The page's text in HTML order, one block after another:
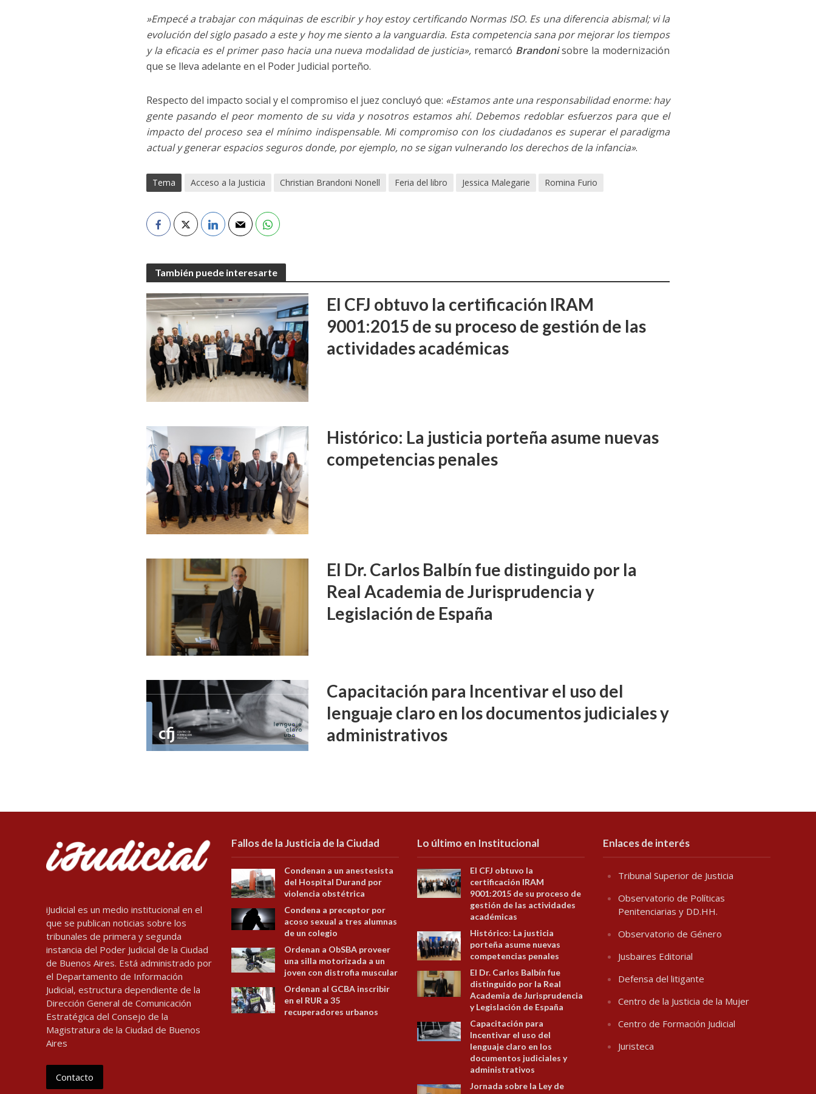
​»Empecé a trabajar con máquinas de escribir y hoy estoy certificando Normas ISO. Es una diferencia abismal; vi la
evolución del siglo pasado a este y hoy me siento a la vanguardia. Esta competencia sana por mejorar los tiempos
y la eficacia es el primer paso hacia una nueva modalidad de justicia», remarcó Brandoni sobre la modernización
que se lleva adelante en el Poder Judicial porteño.
Respecto del impacto social y el compromiso el juez concluyó que: ​ «Estamos ante una responsabilidad enorme: hay
gente pasando el peor momento de su vida y nosotros estamos ahí. Debemos redoblar esfuerzos para que el
impacto del proceso sea el mínimo indispensable. Mi compromiso con los ciudadanos es superar el paradigma
actual y generar espacios seguros donde, por ejemplo, no se sigan vulnerando los derechos de la infancia».
Tema Acceso a la Justicia Christian Brandoni Nonell Feria del libro Jessica Malegarie Romina Furio
También puede interesarte
El CFJ obtuvo la certificación IRAM
9001:2015 de su proceso de gestión de las
actividades académicas
Histórico: La justicia porteña asume nuevas
competencias penales
El Dr. Carlos Balbín fue distinguido por la
Real Academia de Jurisprudencia y
Legislación de España
Capacitación para Incentivar el uso del
lenguaje claro en los documentos judiciales y
administrativos
iJudicial es un medio institucional en el
que se publican noticias sobre los
tribunales de primera y segunda
instancia del Poder Judicial de la Ciudad
de Buenos Aires. Está administrado por
el Departamento de Información
Judicial, estructura dependiente de la
Dirección General de Comunicación
Estratégica del Consejo de la
Magistratura de la Ciudad de Buenos
Aires
Contacto
Fallos de la Justicia de la Ciudad
Condenan a un anestesista
del Hospital Durand por
violencia obstétrica
Condena a preceptor por
acoso sexual a tres alumnas
de un colegio
Ordenan a ObSBA proveer
una silla motorizada a un
joven con distrofia muscular
Ordenan al GCBA inscribir
en el RUR a 35
recuperadores urbanos
Lo último en Institucional
El CFJ obtuvo la
certificación IRAM
9001:2015 de su proceso de
gestión de las actividades
académicas
Histórico: La justicia
porteña asume nuevas
competencias penales
El Dr. Carlos Balbín fue
distinguido por la Real
Academia de Jurisprudencia
y Legislación de España
Capacitación para
Incentivar el uso del
lenguaje claro en los
documentos judiciales y
administrativos
Jornada sobre la Ley de
Enlaces de interés
Tribunal Superior de Justicia
Observatorio de Políticas
Penitenciarias y DD.HH.
Observatorio de Género
Jusbaires Editorial
Defensa del litigante
Centro de la Justicia de la Mujer
Centro de Formación Judicial
Juristeca